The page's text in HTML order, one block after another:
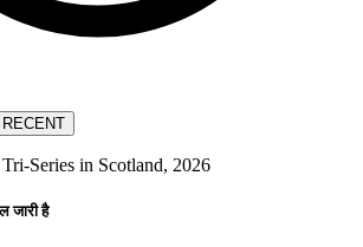
RECENT
Series in Scotland, 2026
जारी है